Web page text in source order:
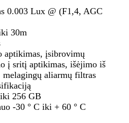
0.003 Lux @ (F1,4, AGC
30m
aptikimas, įsibrovimų
į sritį aptikimas, išėjimo iš
aliarmų filtras
256 GB
-30 ° C iki + 60 ° C